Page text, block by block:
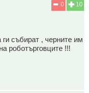
10
0
събират , черните им
роботърговците !!!